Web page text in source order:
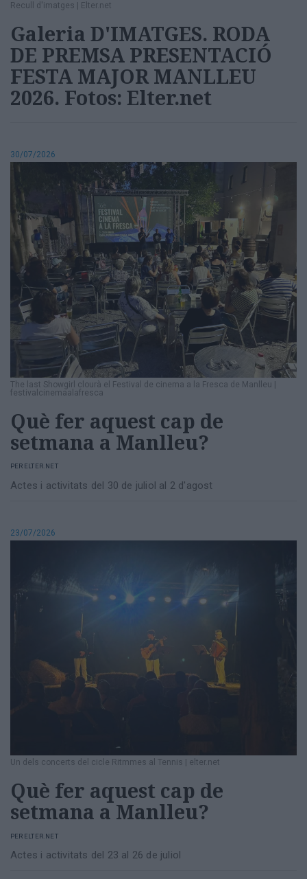
Recull d'imatges Elter.net
Galeria D'IMATGES. RODA
DE PREMSA PRESENTACIÓ
FESTA MAJOR MANLLEU
2026. Fotos: Elter.net
30/07/2026
The last Showgirl clourà el Festival de cinema a la Fresca de Manlleu
festivalcinemaalafresca
Què fer aquest cap de
setmana a Manlleu?
PER ELTER.NET
Actes i activitats del 30 de juliol al 2 d'agost
23/07/2026
Un dels concerts del cicle Ritmmes al Tennis elter.net
Què fer aquest cap de
setmana a Manlleu?
PER ELTER.NET
Actes i activitats del 23 al 26 de juliol